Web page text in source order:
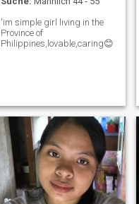
'im simple girl living in the
Province of
Philippines,lovable,caring😊